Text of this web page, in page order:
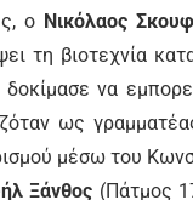
ο Νικόλαος
τη βιοτεχνία
δοκίμασε να
ως
μέσω του
Ξάνθος (Πάτμος